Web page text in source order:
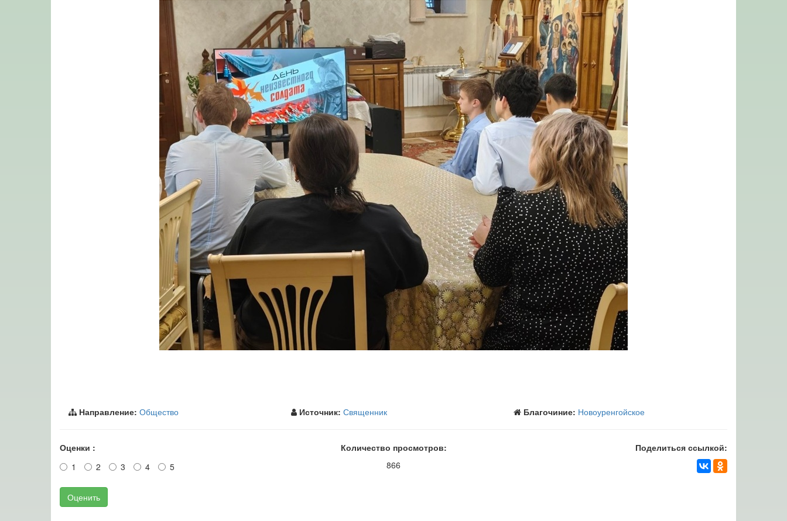
Направление: Общество Источник: Священник Благочиние: Новоуренгойское
Оценки :
1
2 3 4 5
Оценить
Количество просмотров:
866
Поделиться ссылкой: